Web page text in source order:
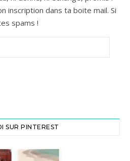
inscription dans ta boite mail. Si
spams !
SUR PINTEREST